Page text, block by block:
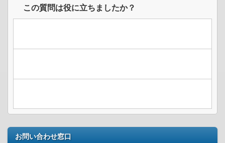
この質問は役に立ちましたか？
お問い合わせ窓口